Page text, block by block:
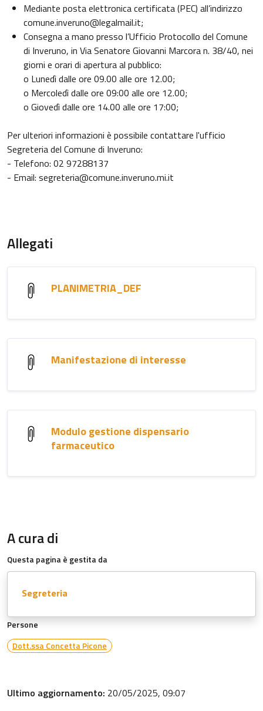
Mediante posta elettronica certificata (PEC) all’indirizzo
comune.inveruno@legalmail.it;
Consegna a mano presso l’Ufficio Protocollo del Comune
di Inveruno, in Via Senatore Giovanni Marcora n. 38/40, nei
giorni e orari di apertura al pubblico:
o Lunedì dalle ore 09.00 alle ore 12.00;
o Mercoledì dalle ore 09:00 alle ore 12.00;
o Giovedì dalle ore 14.00 alle ore 17:00;
Per ulteriori informazioni è possibile contattare l'ufficio
Segreteria del Comune di Inveruno:
- Telefono: 02 97288137
- Email: segreteria@comune.inveruno.mi.it
Allegati
PLANIMETRIA_DEF
Manifestazione di interesse
Modulo gestione dispensario
farmaceutico
A cura di
Questa pagina è gestita da
Segreteria
Persone
Dott.ssa Concetta Picone
Ultimo aggiornamento: 20/05/2025, 09:07